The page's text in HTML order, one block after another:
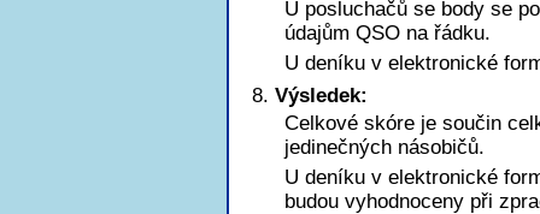
U posluchačů se body se
údajům QSO na řádku.
U deníku v elektronické
Výsledek:
Celkové skóre je součin
jedinečných násobičů.
U deníku v elektronické
budou vyhodnoceny při